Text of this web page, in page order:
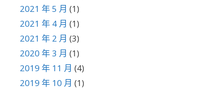
2021 年 5 月 (1)
2021 年 4 月 (1)
2021 年 2 月 (3)
2020 年 3 月 (1)
2019 年 11 月 (4)
2019 年 10 月 (1)